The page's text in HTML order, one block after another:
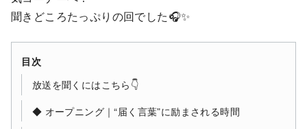
聞きどころたっぷりの回でした🎧✨
目次
放送を聞くにはこちら👇
◆ オープニング｜“届く言葉”に励まされる時間